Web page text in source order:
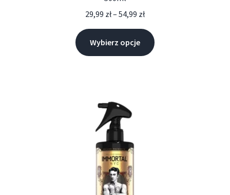
29,99 zł– 54,99 zł
Wybierz opcje